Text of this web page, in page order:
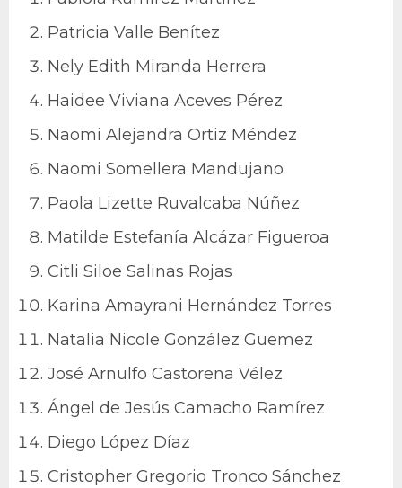
Patricia Valle Benítez
Nely Edith Miranda Herrera
Haidee Viviana Aceves Pérez
Naomi Alejandra Ortiz Méndez
Naomi Somellera Mandujano
Paola Lizette Ruvalcaba Núñez
Matilde Estefanía Alcázar Figueroa
Citli Siloe Salinas Rojas
Karina Amayrani Hernández Torres
Natalia Nicole González Guemez
José Arnulfo Castorena Vélez
Ángel de Jesús Camacho Ramírez
Diego López Díaz
Cristopher Gregorio Tronco Sánchez